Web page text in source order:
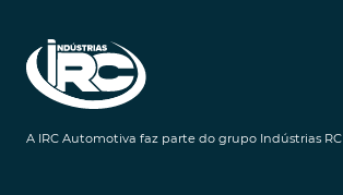
A IRC Automotiva faz parte do grupo Indústrias RC